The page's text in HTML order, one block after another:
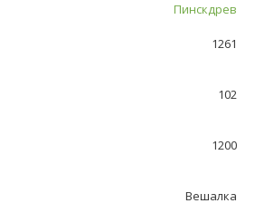
Пинскдрев
1261
102
1200
Вешалка